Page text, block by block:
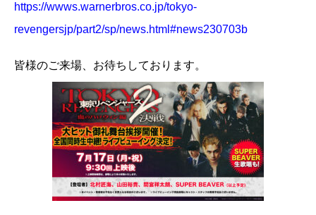
https://wwws.warnerbros.co.jp/tokyo-
revengersjp/part2/sp/news.html#news230703b
皆様のご来場、お待ちしております。